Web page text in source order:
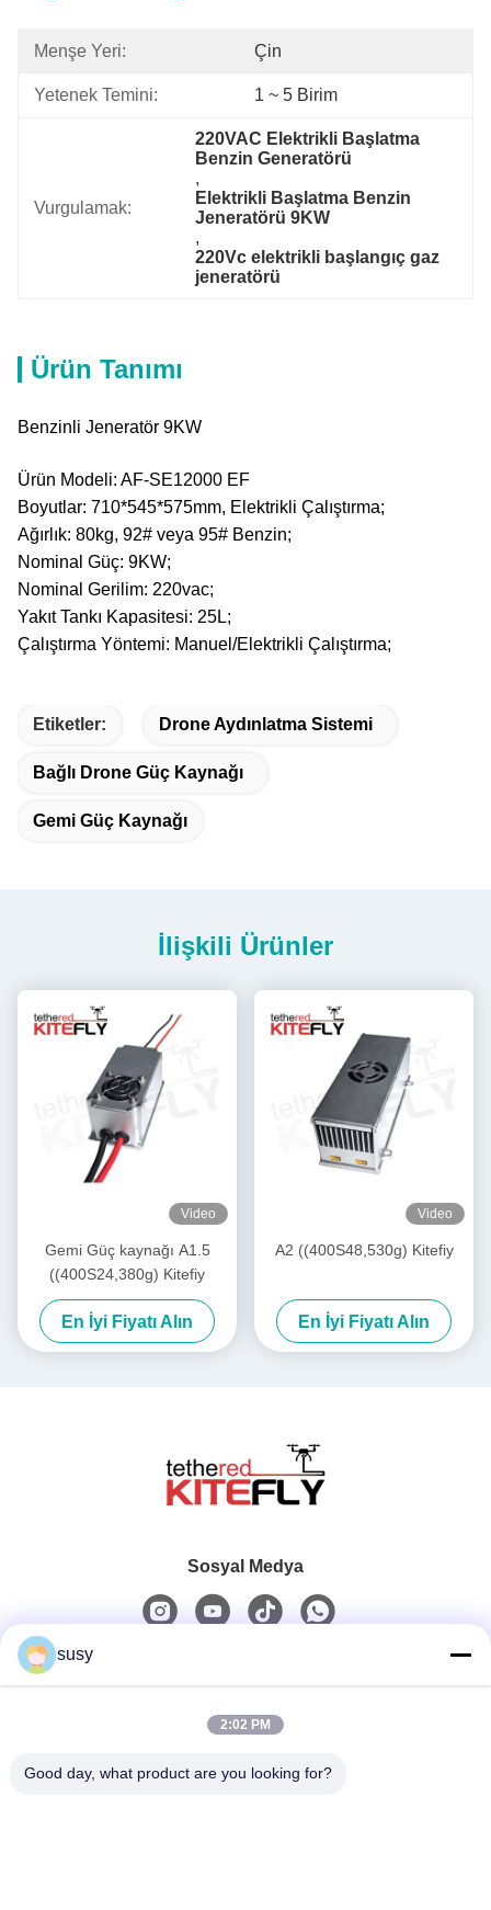
Menşe Yeri: Çin
Yetenek Temini: 1 ~ 5 Birim
Vurgulamak:
220VAC Elektrikli Başlatma
Benzin Generatörü
,
Elektrikli Başlatma Benzin
Jeneratörü 9KW
,
220Vc elektrikli başlangıç gaz
jeneratörü
Ürün Tanımı
Benzinli Jeneratör 9KW
Ürün Modeli: AF-SE12000 EF
Boyutlar: 710*545*575mm, Elektrikli Çalıştırma;
Ağırlık: 80kg, 92# veya 95# Benzin;
Nominal Güç: 9KW;
Nominal Gerilim: 220vac;
Yakıt Tankı Kapasitesi: 25L;
Çalıştırma Yöntemi: Manuel/Elektrikli Çalıştırma;
Etiketler: Drone Aydınlatma Sistemi
Bağlı Drone Güç Kaynağı
Gemi Güç Kaynağı
İlişkili Ürünler
Video
Gemi Güç kaynağı A1.5
((400S24,380g) Kitefiy
En İyi Fiyatı Alın
Video
A2 ((400S48,530g) Kitefiy
En İyi Fiyatı Alın
Sosyal Medya
0086-19952400441
susy
2:02 PM
Good day, what product are you looking for?